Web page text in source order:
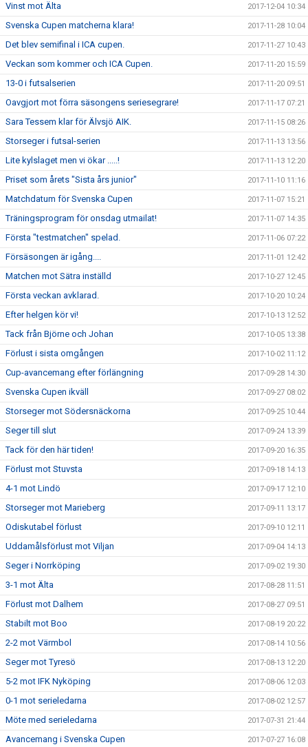
Vinst mot Älta 2017-12-04 10:34
Svenska Cupen matcherna klara! 2017-11-28 10:04
Det blev semifinal i ICA cupen. 2017-11-27 10:43
Veckan som kommer och ICA Cupen. 2017-11-20 15:59
13-0 i futsalserien 2017-11-20 09:51
Oavgjort mot förra säsongens seriesegrare! 2017-11-17 07:21
Sara Tessem klar för Älvsjö AIK. 2017-11-15 08:26
Storseger i futsal-serien 2017-11-13 13:56
Lite kylslaget men vi ökar .....! 2017-11-13 12:20
Priset som årets "Sista års junior" 2017-11-10 11:16
Matchdatum för Svenska Cupen 2017-11-07 15:21
Träningsprogram för onsdag utmailat! 2017-11-07 14:35
Första "testmatchen" spelad. 2017-11-06 07:22
Försäsongen är igång.... 2017-11-01 12:42
Matchen mot Sätra inställd 2017-10-27 12:45
Första veckan avklarad. 2017-10-20 10:24
Efter helgen kör vi! 2017-10-13 12:52
Tack från Björne och Johan 2017-10-05 13:38
Förlust i sista omgången 2017-10-02 11:12
Cup-avancemang efter förlängning 2017-09-28 14:30
Svenska Cupen ikväll 2017-09-27 08:02
Storseger mot Södersnäckorna 2017-09-25 10:44
Seger till slut 2017-09-24 13:39
Tack för den här tiden! 2017-09-20 16:35
Förlust mot Stuvsta 2017-09-18 14:13
4-1 mot Lindö 2017-09-17 12:10
Storseger mot Marieberg 2017-09-11 13:17
Odiskutabel förlust 2017-09-10 12:11
Uddamålsförlust mot Viljan 2017-09-04 14:13
Seger i Norrköping 2017-09-02 19:30
3-1 mot Älta 2017-08-28 11:51
Förlust mot Dalhem 2017-08-27 09:51
Stabilt mot Boo 2017-08-19 20:22
2-2 mot Värmbol 2017-08-14 10:56
Seger mot Tyresö 2017-08-13 12:20
5-2 mot IFK Nyköping 2017-08-06 12:03
0-1 mot serieledarna 2017-08-02 12:57
Möte med serieledarna 2017-07-31 21:44
Avancemang i Svenska Cupen 2017-07-27 16:08